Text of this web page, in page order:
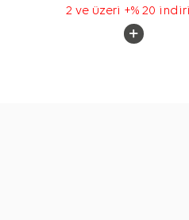
2 ve üzeri +% 20